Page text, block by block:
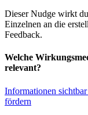
Dieser Nudge wirkt
Einzelnen an die
Feedback.
Welche
relevant?
Informationen
fördern